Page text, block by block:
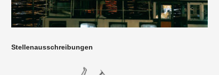
Stellenausschreibungen